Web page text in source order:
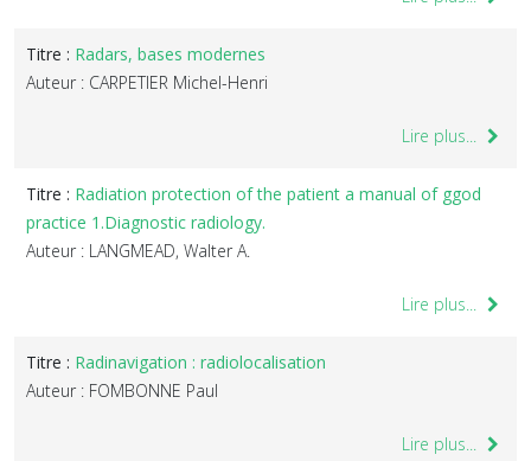
Titre : Radars, bases modernes
Auteur : CARPETIER Michel-Henri
Lire plus...
Titre : Radiation protection of the patient a manual of ggod
practice 1.Diagnostic radiology.
Auteur : LANGMEAD, Walter A.
Lire plus...
Titre : Radinavigation : radiolocalisation
Auteur : FOMBONNE Paul
Lire plus...